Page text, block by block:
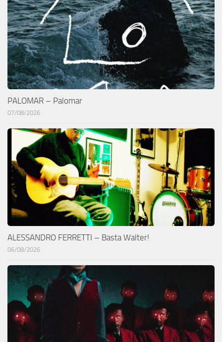
PALOMAR – Palomar
07/08/2026
ALESSANDRO FERRETTI – Basta Walter!
06/08/2026